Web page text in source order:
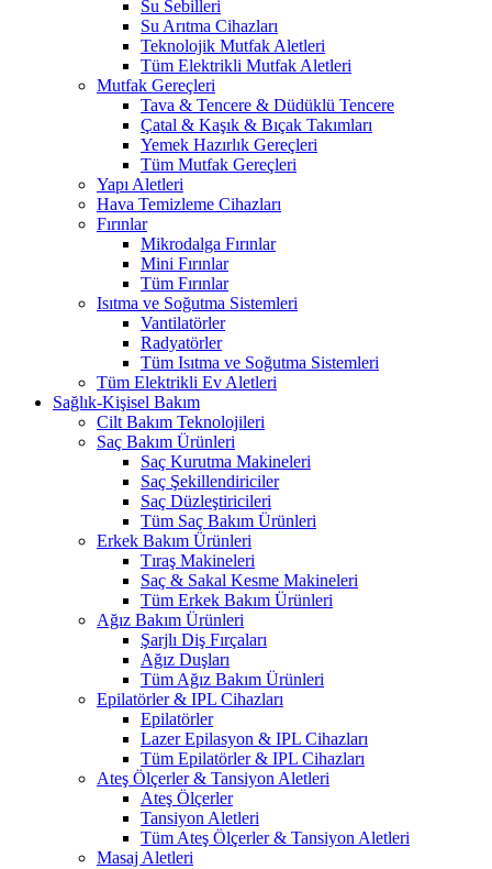
Su Sebilleri
Su Arıtma Cihazları
Teknolojik Mutfak Aletleri
Tüm Elektrikli Mutfak Aletleri
Mutfak Gereçleri
Tava & Tencere & Düdüklü Tencere
Çatal & Kaşık & Bıçak Takımları
Yemek Hazırlık Gereçleri
Tüm Mutfak Gereçleri
Yapı Aletleri
Hava Temizleme Cihazları
Fırınlar
Mikrodalga Fırınlar
Mini Fırınlar
Tüm Fırınlar
Isıtma ve Soğutma Sistemleri
Vantilatörler
Radyatörler
Tüm Isıtma ve Soğutma Sistemleri
Tüm Elektrikli Ev Aletleri
Sağlık-Kişisel Bakım
Cilt Bakım Teknolojileri
Saç Bakım Ürünleri
Saç Kurutma Makineleri
Saç Şekillendiriciler
Saç Düzleştiricileri
Tüm Saç Bakım Ürünleri
Erkek Bakım Ürünleri
Tıraş Makineleri
Saç & Sakal Kesme Makineleri
Tüm Erkek Bakım Ürünleri
Ağız Bakım Ürünleri
Şarjlı Diş Fırçaları
Ağız Duşları
Tüm Ağız Bakım Ürünleri
Epilatörler & IPL Cihazları
Epilatörler
Lazer Epilasyon & IPL Cihazları
Tüm Epilatörler & IPL Cihazları
Ateş Ölçerler & Tansiyon Aletleri
Ateş Ölçerler
Tansiyon Aletleri
Tüm Ateş Ölçerler & Tansiyon Aletleri
Masaj Aletleri